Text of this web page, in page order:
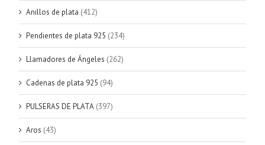
Anillos de plata (412)
Pendientes de plata 925 (234)
Llamadores de Ángeles (262)
Cadenas de plata 925 (94)
PULSERAS DE PLATA (397)
Aros (43)